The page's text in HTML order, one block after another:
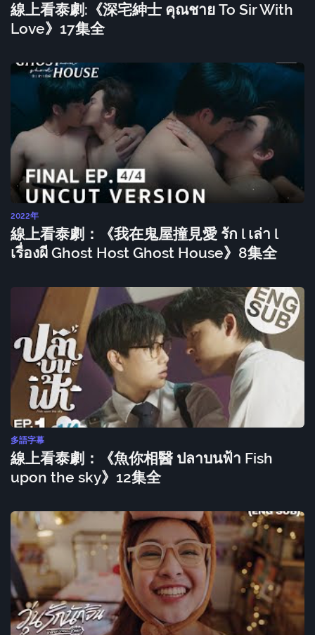
線上看泰劇:《深宅紳士 คุณชาย To Sir With
Love》17集全
2022年
線上看泰劇：《我在鬼屋撞見愛 รัก l เล่า l
เรื่องผี Ghost Host Ghost House》8集全
多語字幕
線上看泰劇：《魚你相醫 ปลาบนฟ้า Fish
upon the sky》12集全